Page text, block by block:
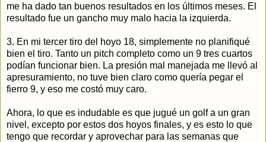
me ha dado tan buenos resultados en los últimos meses. El
resultado fue un gancho muy malo hacia la izquierda.
3. En mi tercer tiro del hoyo 18, simplemente no planifiqué
bien el tiro. Tanto un pitch completo como un 9 tres cuartos
podían funcionar bien. La presión mal manejada me llevó al
apresuramiento, no tuve bien claro como quería pegar el
fierro 9, y eso me costó muy caro.
Ahora, lo que es indudable es que jugué un golf a un gran
nivel, excepto por estos dos hoyos finales, y es esto lo que
tengo que recordar y aprovechar para las semanas que